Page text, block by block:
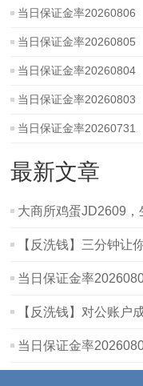
当日保证金率20260806
当日保证金率20260805
当日保证金率20260804
当日保证金率20260803
当日保证金率20260731
最新文章
大商所鸡蛋JD2609，
【反洗钱】三分钟让
当日保证金率
【反洗钱】对公账户
当日保证金率